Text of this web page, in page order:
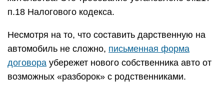
п.18 Налогового кодекса.
Несмотря на то, что составить дарственную на
автомобиль не сложно, письменная форма
договора убережет нового собственника авто от
возможных «разборок» с родственниками.